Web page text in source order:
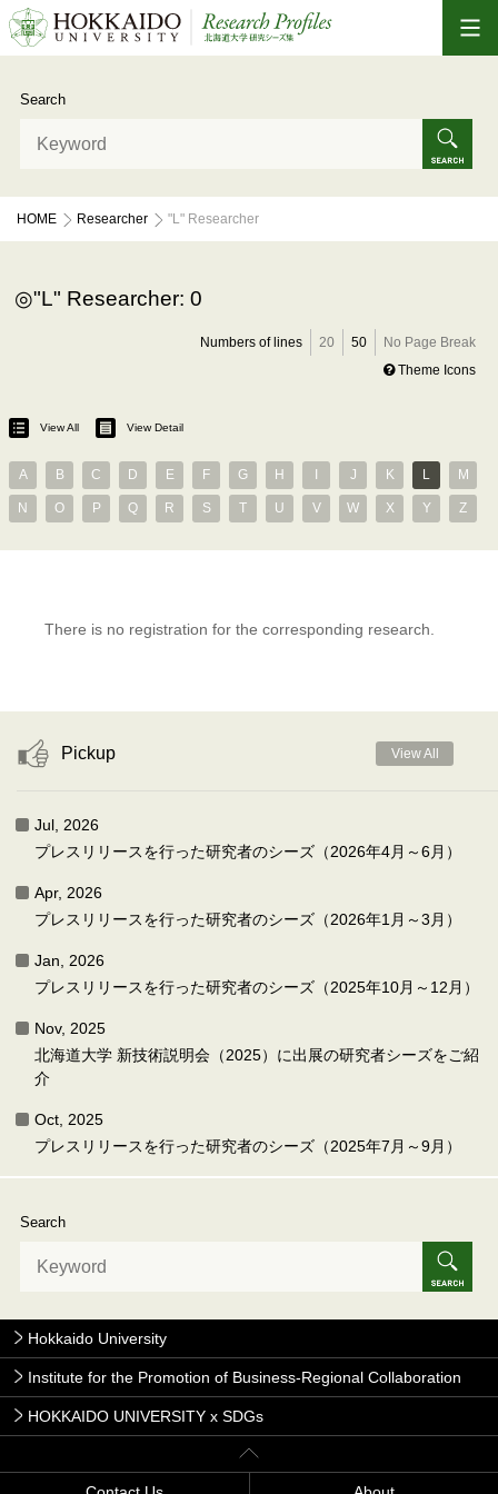
Search
HOME Researcher "L" Researcher
"L" Researcher: 0
Numbers of lines 20 50
No Page Break
Theme Icons
View All View Detail
A B C D E F G H J K L M
N O P Q R S T U V W X Y Z
There is no registration for the corresponding research.
Pickup View All
Jul, 2026
プレスリリースを行った研究者のシーズ（2026年4月～6月）
Apr, 2026
プレスリリースを行った研究者のシーズ（2026年1月～3月）
Jan, 2026
プレスリリースを行った研究者のシーズ（2025年10月～12月）
Nov, 2025
北海道大学 新技術説明会（2025）に出展の研究者シーズをご紹
介
Oct, 2025
プレスリリースを行った研究者のシーズ（2025年7月～9月）
Search
Hokkaido University
Institute for the Promotion of Business-Regional Collaboration
HOKKAIDO UNIVERSITY x SDGs